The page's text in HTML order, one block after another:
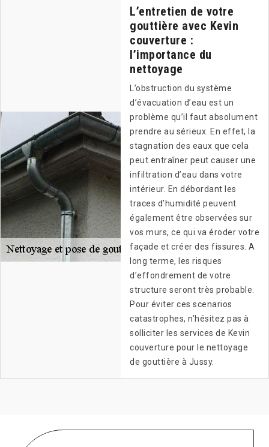
L’entretien de votre
gouttière avec Kevin
couverture :
l’importance du
nettoyage
L’obstruction du système
d’évacuation d’eau est un
problème qu’il faut absolument
prendre au sérieux. En effet, la
stagnation des eaux que cela
peut entraîner peut causer une
infiltration d’eau dans votre
intérieur. En débordant les
traces d’humidité peuvent
également être observées sur
vos murs, ce qui va éroder votre
façade et créer des fissures. A
long terme, les risques
d’effondrement de votre
structure seront très probable.
Pour éviter ces scenarios
catastrophes, n’hésitez pas à
solliciter les services de Kevin
couverture pour le nettoyage
de gouttière à Jussy.